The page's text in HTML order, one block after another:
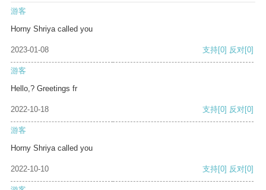
游客
Horny Shriya called you
2023-01-08 支持[0] 反对[0]
游客
Hello,? Greetings fr
2022-10-18 支持[0] 反对[0]
游客
Horny Shriya called you
2022-10-10 支持[0] 反对[0]